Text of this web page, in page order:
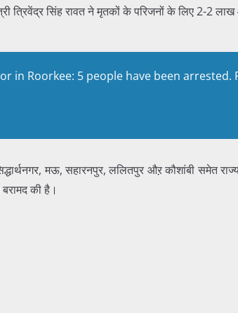
त्रिवेंद्र सिंह रावत ने मृतकों के परिजनों के लिए 2-2
in Roorkee: 5 people have been arrested.
मऊ, सहारनपुर, ललितपुर औऱ कौशांबी समेत
की है।